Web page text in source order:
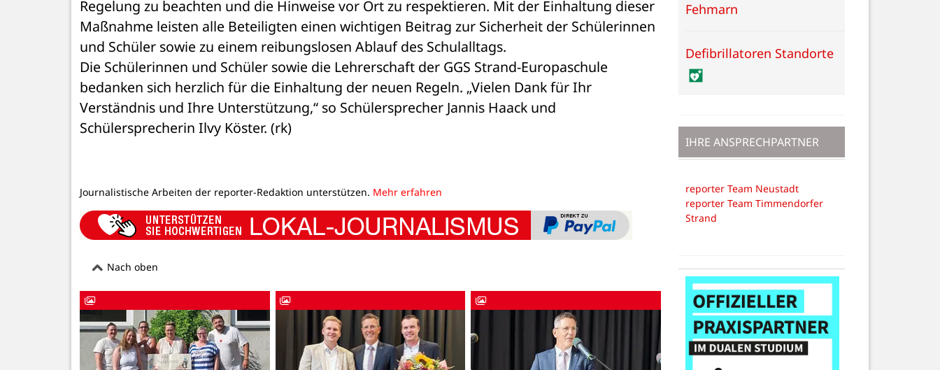
Regelung zu beachten und die Hinweise vor Ort zu respektieren. Mit der Einhaltung dieser
Maßnahme leisten alle Beteiligten einen wichtigen Beitrag zur Sicherheit der Schülerinnen
und Schüler sowie zu einem reibungslosen Ablauf des Schulalltags.
Die Schülerinnen und Schüler sowie die Lehrerschaft der GGS Strand-Europaschule
bedanken sich herzlich für die Einhaltung der neuen Regeln. „Vielen Dank für Ihr
Verständnis und Ihre Unterstützung,“ so Schülersprecher Jannis Haack und
Schülersprecherin Ilvy Köster. (rk)
Journalistische Arbeiten der reporter-Redaktion unterstützen. Mehr erfahren
Nach oben
Fehmarn
Defibrillatoren Standorte
IHRE ANSPRECHPARTNER
reporter Team Neustadt
reporter Team Timmendorfer
Strand